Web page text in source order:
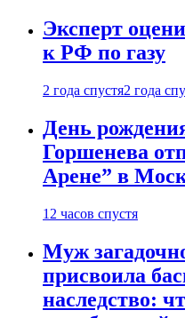
Эксперт
к РФ по газу
2 года спустя2 года
День
Горшенева
Арене” в
12 часов спустя
Муж
присвоила
наследство: